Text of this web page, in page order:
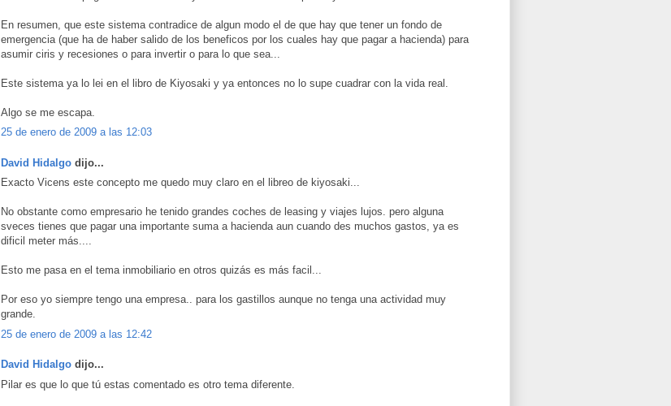
En resumen, que este sistema contradice de algun modo el de que hay que tener un fondo de
emergencia (que ha de haber salido de los beneficos por los cuales hay que pagar a hacienda) para
asumir ciris y recesiones o para invertir o para lo que sea...
Este sistema ya lo lei en el libro de Kiyosaki y ya entonces no lo supe cuadrar con la vida real.
Algo se me escapa.
25 de enero de 2009 a las 12:03
David Hidalgo dijo...
Exacto Vicens este concepto me quedo muy claro en el libreo de kiyosaki...
No obstante como empresario he tenido grandes coches de leasing y viajes lujos. pero alguna
sveces tienes que pagar una importante suma a hacienda aun cuando des muchos gastos, ya es
dificil meter más....
Esto me pasa en el tema inmobiliario en otros quizás es más facil...
Por eso yo siempre tengo una empresa.. para los gastillos aunque no tenga una actividad muy
grande.
25 de enero de 2009 a las 12:42
David Hidalgo dijo...
Pilar es que lo que tú estas comentado es otro tema diferente.